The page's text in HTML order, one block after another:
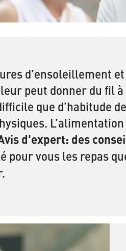
d’ensoleillement
peut donner du fil à
que d’habitude
L’alimentation
d'expert: des
pour vous les repas